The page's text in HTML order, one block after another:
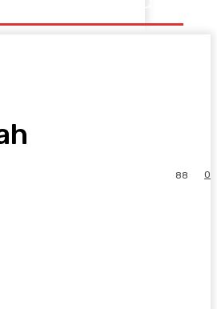
0
88